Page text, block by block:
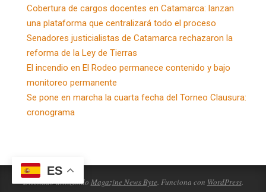
Cobertura de cargos docentes en Catamarca: lanzan
una plataforma que centralizará todo el proceso
Senadores justicialistas de Catamarca rechazaron la
reforma de la Ley de Tierras
El incendio en El Rodeo permanece contenido y bajo
monitoreo permanente
Se pone en marcha la cuarta fecha del Torneo Clausura:
cronograma
Diseñado utilizando Magazine News Byte. Funciona con WordPress.
ES